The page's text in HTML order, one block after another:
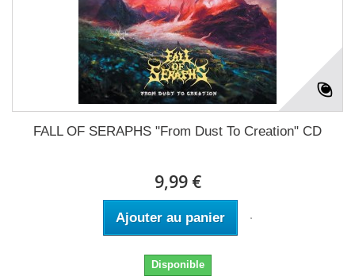
FALL OF SERAPHS "From Dust To Creation" CD
9,99 €
Ajouter au panier
Disponible